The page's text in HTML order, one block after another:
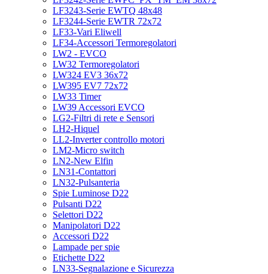
LF3243-Serie EWTQ 48x48
LF3244-Serie EWTR 72x72
LF33-Vari Eliwell
LF34-Accessori Termoregolatori
LW2 - EVCO
LW32 Termoregolatori
LW324 EV3 36x72
LW395 EV7 72x72
LW33 Timer
LW39 Accessori EVCO
LG2-Filtri di rete e Sensori
LH2-Hiquel
LL2-Inverter controllo motori
LM2-Micro switch
LN2-New Elfin
LN31-Contattori
LN32-Pulsanteria
Spie Luminose D22
Pulsanti D22
Selettori D22
Manipolatori D22
Accessori D22
Lampade per spie
Etichette D22
LN33-Segnalazione e Sicurezza